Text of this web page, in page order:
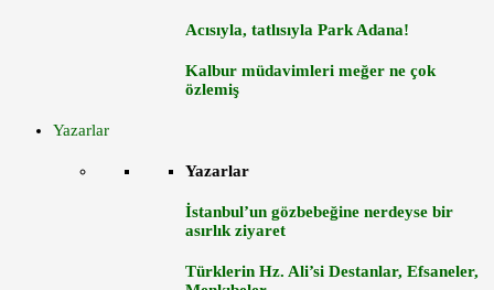
Acısıyla, tatlısıyla Park Adana!
Kalbur müdavimleri meğer ne çok
özlemiş
Yazarlar
Yazarlar
İstanbul’un gözbebeğine nerdeyse bir
asırlık ziyaret
Türklerin Hz. Ali’si Destanlar, Efsaneler,